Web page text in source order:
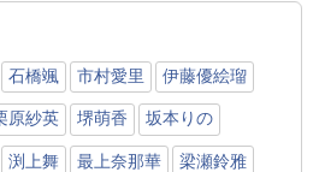
石橋颯 市村愛里 伊藤優絵瑠
原紗英 堺萌香 坂本りの
渕上舞 最上奈那華 梁瀬鈴雅